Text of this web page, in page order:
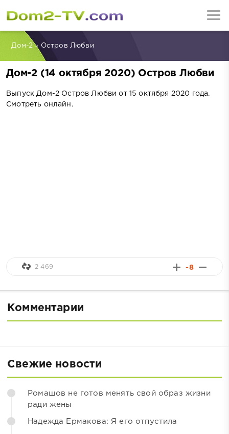
Дом-2» Остров Любви
Дом-2 (14 октября 2020) Остров Любви
Выпуск Дом-2 Остров Любви от 15 октября 2020 года.
Смотреть онлайн.
-8
2 469
Комментарии
Свежие новости
Ромашов не готов менять свой образ жизни
ради жены
Надежда Ермакова: Я его отпустила